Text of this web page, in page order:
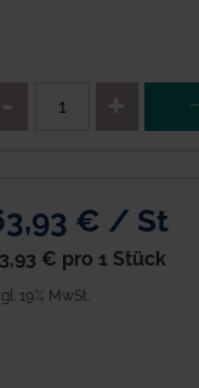
€ / St
€ pro 1 Stück
19% MwSt.